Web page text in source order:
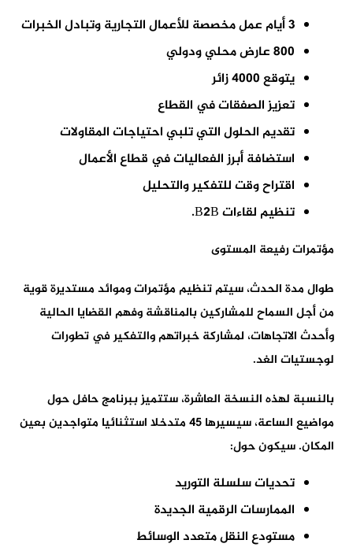
3 أيام عمل مخصصة للأعمال التجارية وتبادل الخبرات
800 عارض محلي ودولي
يتوقع 4000 زائر
تعزيز الصفقات في القطاع
تقديم الحلول التي تلبي احتياجات المقاولات
استضافة أبرز الفعاليات في قطاع الأعمال
اقتراح وقت للتفكير والتحليل
تنظيم لقاءات B2B.
مؤتمرات رفيعة المستوى
طوال مدة الحدث، سيتم تنظيم مؤتمرات وموائد مستديرة قوية
من أجل السماح للمشاركين بالمناقشة وفهم القضايا الحالية
وأحدث الاتجاهات، لمشاركة خبراتهم والتفكير في تطورات
لوجستيات الغد.
بالنسبة لهذه النسخة العاشرة، ستتميز ببرنامج حافل حول
مواضيع الساعة، سيسيرها 45 متدخلا استثنائيا متواجدين بعين
المكان. سيكون حول:
تحديات سلسلة التوريد
الممارسات الرقمية الجديدة
مستودع النقل متعدد الوسائط